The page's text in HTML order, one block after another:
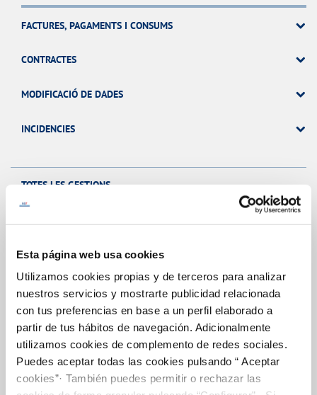
Esta página web usa cookies
Utilizamos cookies propias y de terceros para analizar
nuestros servicios y mostrarte publicidad relacionada
con tus preferencias en base a un perfil elaborado a
partir de tus hábitos de navegación. Adicionalmente
utilizamos cookies de complemento de redes sociales.
Puedes aceptar todas las cookies pulsando “ Aceptar
cookies”· También puedes permitir o rechazar las
FACTURES, PAGAMENTS I CONSUMS
CONTRACTES
MODIFICACIÓ DE DADES
INCIDENCIES
TOTES LES GESTIONS
El Teu Servei
FACTURES I PREUS
ATENCIÓ AL CLIENT